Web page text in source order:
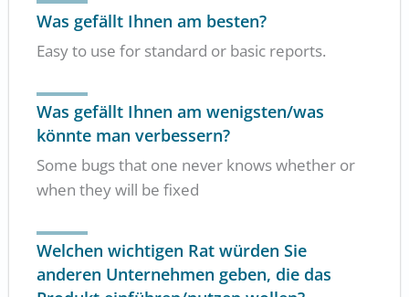
Was gefällt Ihnen am besten?
Easy to use for standard or basic reports.
Was gefällt Ihnen am wenigsten/was
könnte man verbessern?
Some bugs that one never knows whether or
when they will be fixed
Welchen wichtigen Rat würden Sie
anderen Unternehmen geben, die das